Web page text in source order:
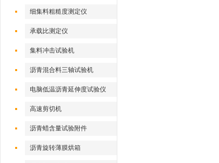
细集料粗糙度测定仪
承载比测定仪
集料冲击试验机
沥青混合料三轴试验机
电脑低温沥青延伸度试验仪
高速剪切机
沥青蜡含量试验附件
沥青旋转薄膜烘箱